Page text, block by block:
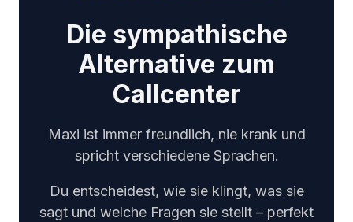
Die sympathische
Alternative zum
Callcenter
Maxi ist immer freundlich, nie krank und
spricht verschiedene Sprachen.
Du entscheidest, wie sie klingt, was sie
sagt und welche Fragen sie stellt – perfekt